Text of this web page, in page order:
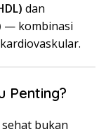
dan
— kombinasi
Penting?
bukan